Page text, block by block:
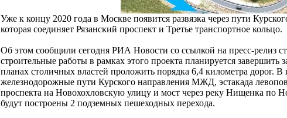
Уже к концу 2020 года в Москве появится развязка через пути
которая соединяет Рязанский проспект и Третье транспортное кольцо.
Об этом сообщили сегодня РИА Новости со ссылкой на пресс-релиз
строительные работы в рамках этого проекта планируется
планах столичных властей проложить порядка 6,4 километра дорог. В
железнодорожные пути Курского направления МЖД, эстакада
проспекта на Новохохловскую улицу и мост через реку Нищенка по
будут построены 2 подземных пешеходных перехода.